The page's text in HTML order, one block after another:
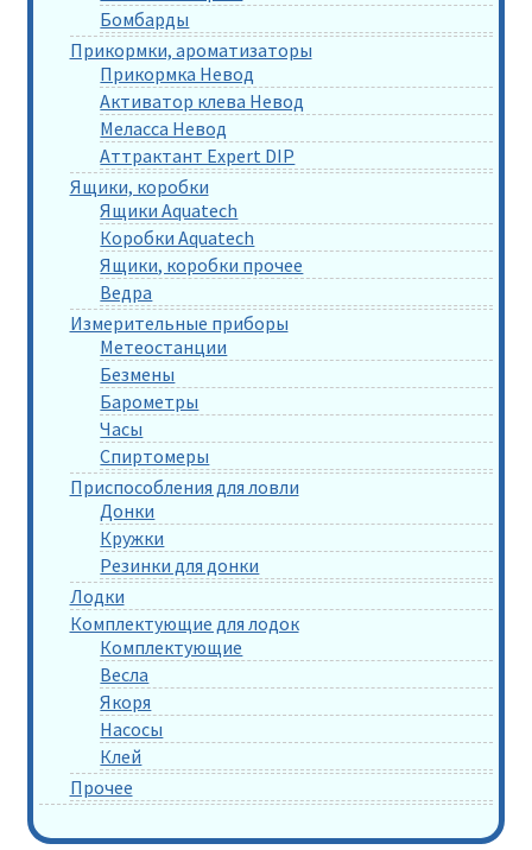
Бомбарды
Прикормки, ароматизаторы
Прикормка Невод
Активатор клева Невод
Меласса Невод
Аттрактант Expert DIP
Ящики, коробки
Ящики Aquatech
Коробки Aquatech
Ящики, коробки прочее
Ведра
Измерительные приборы
Метеостанции
Безмены
Барометры
Часы
Спиртомеры
Приспособления для ловли
Донки
Кружки
Резинки для донки
Лодки
Комплектующие для лодок
Комплектующие
Весла
Якоря
Насосы
Клей
Прочее